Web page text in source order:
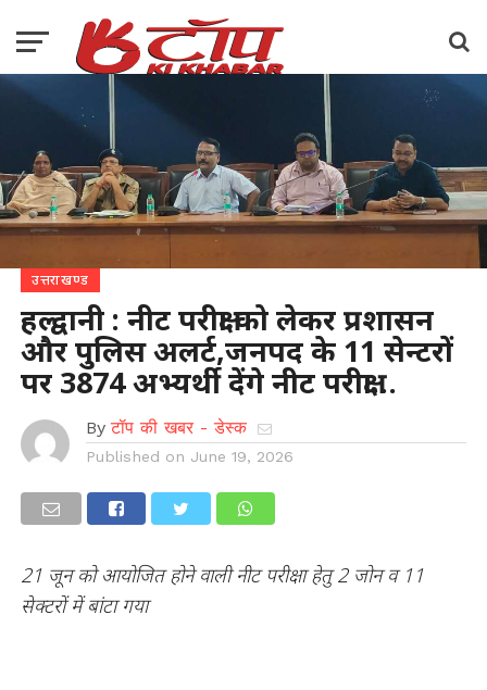
उत्तराखण्ड
हल्द्वानी : नीट परीक्षा को लेकर प्रशासन
और पुलिस अलर्ट,जनपद के 11 सेन्टरों
पर 3874 अभ्यर्थी देंगे नीट परीक्षा…
By टॉप की खबर - डेस्क
Published on June 19, 2026
21 जून को आयोजित होने वाली नीट परीक्षा हेतु 2 जोन व 11
सेक्टरों में बांटा गया